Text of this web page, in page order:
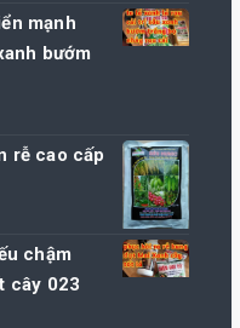
mạnh
bướm
rễ cao cấp
chậm
cây 023